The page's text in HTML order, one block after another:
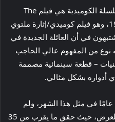
ومع ذلك، ربما كانت ذروة هذه السلسلة الكوميدية هي فيلم The
‘Burbs للمخرج جو دانتي عام 1989، وهو فيلم كوميدي/إثارة ملتوي
في أن العائلة الجديدة في
نوع من المفهوم عالي الحاجب
– قطعة سينمائية مصممة
أدواره بشكل مثالي.
تم إصدار فيلم The Burbs قبل 35 عامًا في مثل هذا الشهر، ولم
يُحدث الكثير من الضجيج في دور العرض، حيث حقق ما يقرب من 35